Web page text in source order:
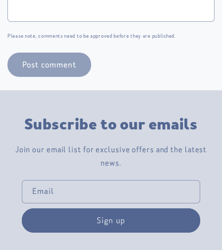
Please note, comments need to be approved before they are published.
Subscribe to our emails
Join our email list for exclusive offers and the latest
news.
Email
Sign up